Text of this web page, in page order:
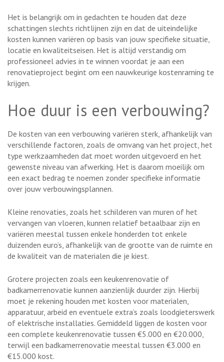
Het is belangrijk om in gedachten te houden dat deze
schattingen slechts richtlijnen zijn en dat de uiteindelijke
kosten kunnen variëren op basis van jouw specifieke situatie,
locatie en kwaliteitseisen. Het is altijd verstandig om
professioneel advies in te winnen voordat je aan een
renovatieproject begint om een nauwkeurige kostenraming te
krijgen.
Hoe duur is een verbouwing?
De kosten van een verbouwing variëren sterk, afhankelijk van
verschillende factoren, zoals de omvang van het project, het
type werkzaamheden dat moet worden uitgevoerd en het
gewenste niveau van afwerking. Het is daarom moeilijk om
een exact bedrag te noemen zonder specifieke informatie
over jouw verbouwingsplannen.
Kleine renovaties, zoals het schilderen van muren of het
vervangen van vloeren, kunnen relatief betaalbaar zijn en
variëren meestal tussen enkele honderden tot enkele
duizenden euro’s, afhankelijk van de grootte van de ruimte en
de kwaliteit van de materialen die je kiest.
Grotere projecten zoals een keukenrenovatie of
badkamerrenovatie kunnen aanzienlijk duurder zijn. Hierbij
moet je rekening houden met kosten voor materialen,
apparatuur, arbeid en eventuele extra’s zoals loodgieterswerk
of elektrische installaties. Gemiddeld liggen de kosten voor
een complete keukenrenovatie tussen €5.000 en €20.000,
terwijl een badkamerrenovatie meestal tussen €3.000 en
€15.000 kost.